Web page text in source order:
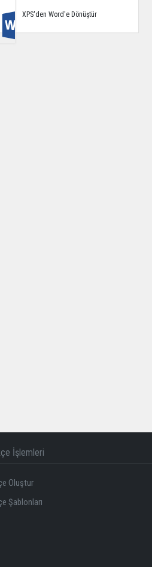
XPS'den Word'e Dönüştür
İşlemleri
Oluştur
Şablonları